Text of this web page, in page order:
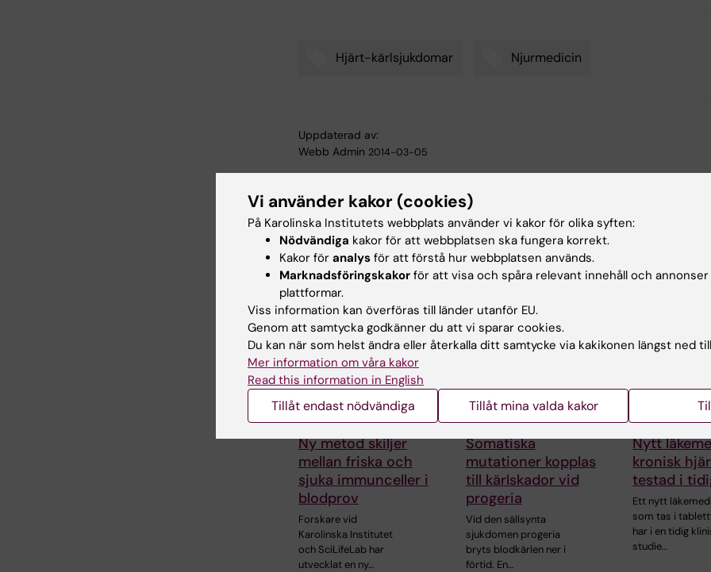
Hjärt-kärlsjukdomar Njurmedicin
Uppdaterad av:
Webb Admin 2014-03-05
Dela
Relaterade artiklar
6 aug 2026
Ny metod skiljer
mellan friska och
sjuka immunceller i
blodprov
Forskare vid
Karolinska Institutet
och SciLifeLab har
utvecklat en ny…
31 jul 2026
Somatiska
mutationer kopplas
till kärlskador vid
progeria
Vid den sällsynta
sjukdomen progeria
bryts blodkärlen ner i
förtid. En…
25 jun 2026
Nytt
kronisk
testad i
Ett nytt
som tas i
har i en tidig
studie…
Vi använder kakor (cookies)
På Karolinska Institutets webbplats använder vi kakor för olika syften:
Nödvändiga kakor för att webbplatsen ska fungera korrekt.
Kakor för analys för att förstå hur webbplatsen används.
Marknadsföringskakor för att visa och spåra relevant innehåll och
plattformar.
Viss information kan överföras till länder utanför EU.
Genom att samtycka godkänner du att vi sparar cookies.
Du kan när som helst ändra eller återkalla ditt samtycke via kakikonen längst ned
Mer information om våra kakor
Read this information in English
Tillåt endast nödvändiga Tillåt mina valda kakor